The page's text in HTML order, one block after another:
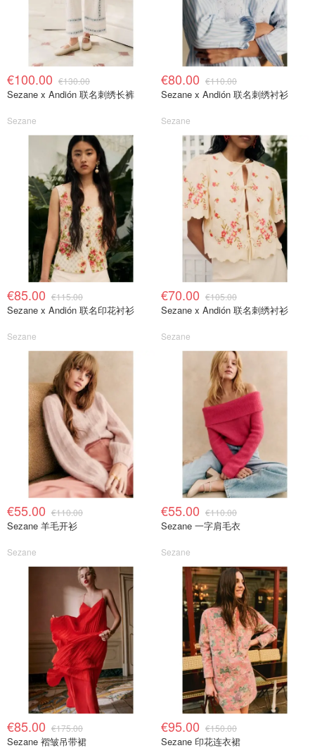
€100.00 €130.00
Sezane x Andión 联名刺绣长裤
Sezane
€80.00 €110.00
Sezane x Andión 联名刺绣衬衫
Sezane
€85.00 €115.00
Sezane x Andión 联名印花衬衫
Sezane
€70.00 €105.00
Sezane x Andión 联名刺绣衬衫
Sezane
€55.00 €110.00
Sezane 羊毛开衫
Sezane
€55.00 €110.00
Sezane 一字肩毛衣
Sezane
€85.00 €175.00
Sezane 褶皱吊带裙
€95.00 €150.00
Sezane 印花连衣裙